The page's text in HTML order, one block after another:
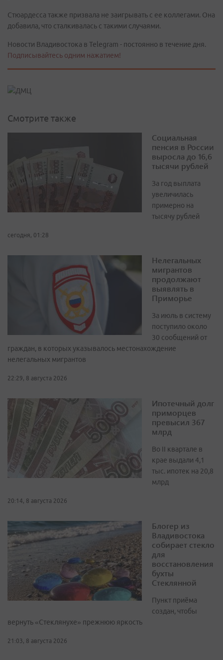
Стюардесса также призвала не заигрывать с ее коллегами. Она
добавила, что сталкивалась с такими случаями.
Новости Владивостока в Telegram - постоянно в течение дня.
Подписывайтесь одним нажатием!
Смотрите также
Социальная
пенсия в России
выросла до 16,6
тысячи рублей
За год выплата
увеличилась
примерно на
тысячу рублей
сегодня, 01:28
Нелегальных
мигрантов
продолжают
выявлять в
Приморье
За июль в систему
поступило около
30 сообщений от
граждан, в которых указывалось местонахождение
нелегальных мигрантов
22:29, 8 августа 2026
Ипотечный долг
приморцев
превысил 367
млрд
Во II квартале в
крае выдали 4,1
тыс. ипотек на 20,8
млрд
20:14, 8 августа 2026
Блогер из
Владивостока
собирает стекло
для
восстановления
бухты
Стеклянной
Пункт приёма
создан, чтобы
вернуть «Стеклянухе» прежнюю яркость
21:03, 8 августа 2026